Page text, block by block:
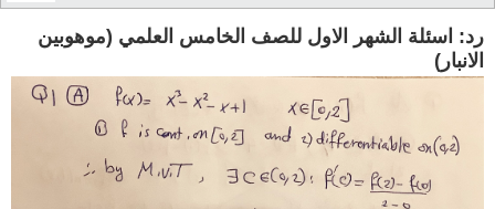
رد: اسئلة الشهر الاول للصف الخامس العلمي (موهوبين
الانبار)